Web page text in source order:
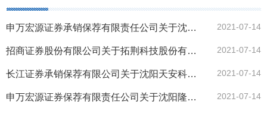
申万宏源证券承销保荐有限责任公司关于沈阳来金汽车零部件股份有限公司辅导工作总结报告 2021-07-14
招商证券股份有限公司关于拓荆科技股份有限公司首次公开发行股票并在科创板上市辅导工作总结报告 2021-07-14
长江证券承销保荐有限公司关于沈阳天安科技股份有限公司首次公开发行股票并在创业板上市辅导工作总结报告 2021-07-14
申万宏源证券保荐有限责任公司关于沈阳隆基电磁科技股份有限公司向不特定合格投资者公开发行股票并在精选层挂牌辅导工作总结报告 2021-07-14